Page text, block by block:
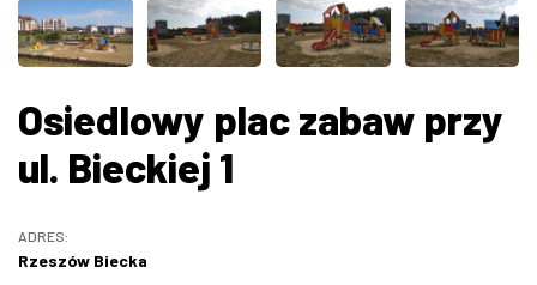
Osiedlowy plac zabaw przy
ul. Bieckiej 1
ADRES:
Rzeszów Biecka